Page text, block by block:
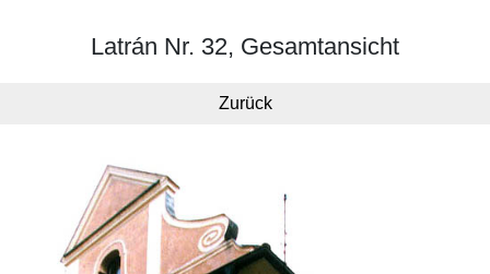
Latrán Nr. 32, Gesamtansicht
Zurück